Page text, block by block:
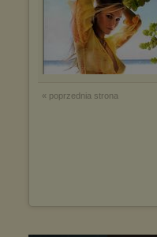
« poprzednia strona